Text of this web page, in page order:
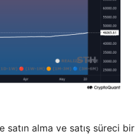
satın alma ve satış süreci bir